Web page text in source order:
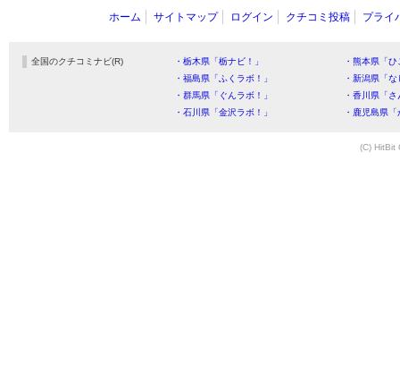
ホーム サイトマップ ログイン クチコミ投稿 プライ
全国のクチコミナビ(R) ・栃木県「栃ナビ！」
・熊本県「
・福島県「ふくラボ！」
・新潟県「
・群馬県「ぐんラボ！」
・香川県「
・石川県「金沢ラボ！」
・鹿児島県
(C) HitBit